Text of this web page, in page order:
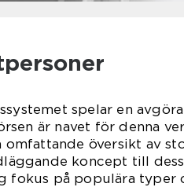
spelar en
är navet för denna
översikt av
koncept till
fokus på populära typer